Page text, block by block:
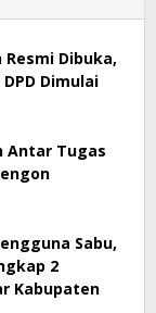
Dibuka,
Dimulai
Antar Tugas
Sabu,
2
Kabupaten